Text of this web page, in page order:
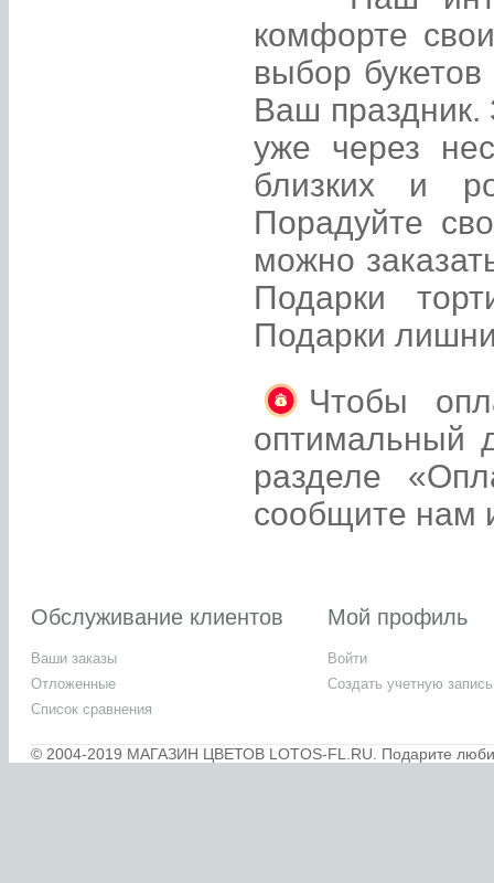
комфорте
выбор
Ваш праздник.
уже через
близких и
Порадуйте
можно
Подарки
Подарки
Чтобы
оптимальный
разделе
сообщите нам
Обслуживание клиентов
Ваши заказы
Отложенные
Список сравнения
Мой профиль
Войти
Создать учетную запись
© 2004-2019 МАГАЗИН ЦВЕТОВ LOTOS-FL.RU. Подарите